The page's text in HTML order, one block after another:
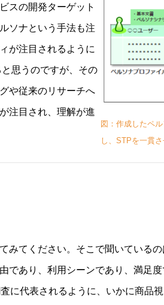
スの開発ターゲット
ソナという手法も注
が注目されるように
思うのですが、その
や従来のリサーチへ
注目され、理解が進
図：作成したペ
し、STPを一貫
みてください。そこで聞いている
であり、利用シーンであり、満足
に代表されるように、いかに商品